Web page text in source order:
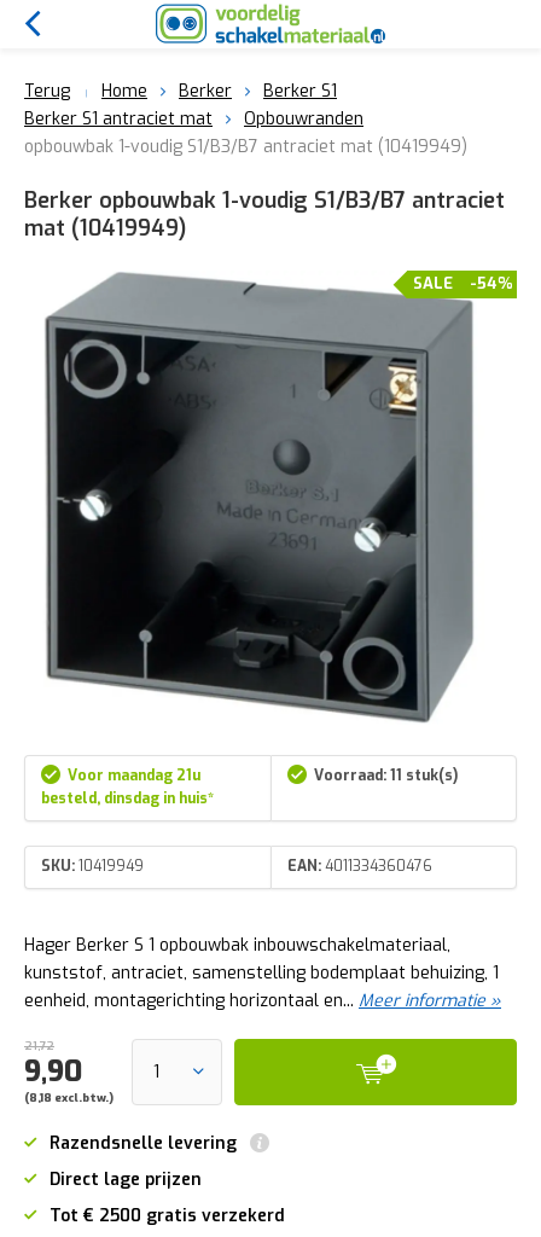
Terug Home Berker
Berker S1
Berker S1 antraciet mat
Opbouwranden
opbouwbak 1-voudig S1/B3/B7 antraciet mat (10419949)
Berker opbouwbak 1-voudig S1/B3/B7 antraciet
mat (10419949)
-54%
SALE
Voor maandag 21u
besteld, dinsdag in huis*
Voorraad: 11 stuk(s)
SKU:10419949 EAN:4011334360476
Hager Berker S 1 opbouwbak inbouwschakelmateriaal,
kunststof, antraciet, samenstelling bodemplaat behuizing, 1
eenheid, montagerichting horizontaal en... Meer informatie »
21,72
9,90
(8,18 excl.btw.)
Razendsnelle levering
Direct lage prijzen
Tot € 2500 gratis verzekerd